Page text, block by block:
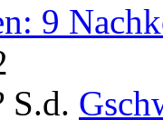
9
S.d.